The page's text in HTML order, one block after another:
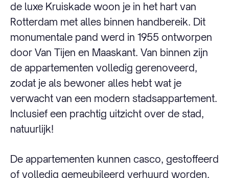
de luxe Kruiskade woon je in het hart van
Rotterdam met alles binnen handbereik. Dit
monumentale pand werd in 1955 ontworpen
door Van Tijen en Maaskant. Van binnen zijn
de appartementen volledig gerenoveerd,
zodat je als bewoner alles hebt wat je
verwacht van een modern stadsappartement.
Inclusief een prachtig uitzicht over de stad,
natuurlijk!
De appartementen kunnen casco, gestoffeerd
of volledig gemeubileerd verhuurd worden.